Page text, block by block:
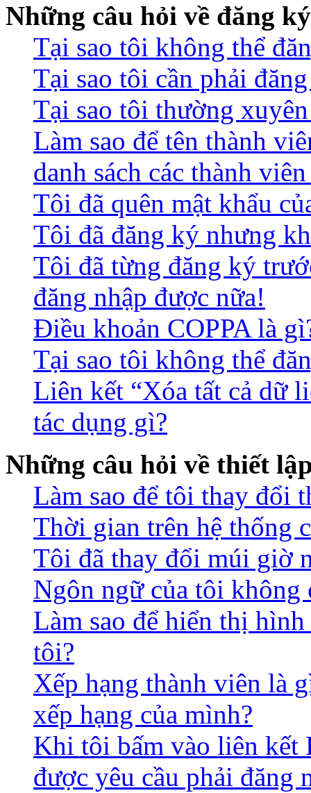
Những câu hỏi về đăng
Tại sao tôi không thể
Tại sao tôi cần phải
Tại sao tôi thường
Làm sao để tên thành
danh sách các thành
Tôi đã quên mật khẩu
Tôi đã đăng ký nhưng
Tôi đã từng đăng ký
đăng nhập được nữa!
Điều khoản COPPA là
Tại sao tôi không thể
Liên kết “Xóa tất cả dữ
tác dụng gì?
Những câu hỏi về thiết
Làm sao để tôi thay đổi
Thời gian trên hệ thống
Tôi đã thay đổi múi giờ
Ngôn ngữ của tôi không
Làm sao để hiển thị
tôi?
Xếp hạng thành viên là
xếp hạng của mình?
Khi tôi bấm vào liên kết
được yêu cầu phải đăng